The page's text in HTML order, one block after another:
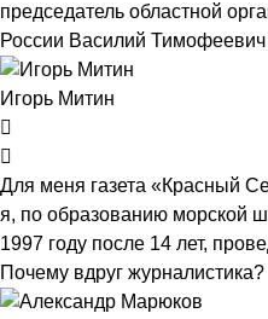
председатель областной
России Василий
Игорь Митин
Для меня газета «Красный
я, по образованию морской
1997 году после 14 лет,
Почему вдруг журналистика?